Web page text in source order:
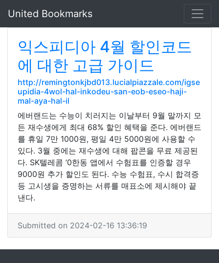
United Bookmarks
익스피디아 4월 할인코드
에 대한 고급 가이드
http://remingtonkjbd013.lucialpiazzale.com/igse
upidia-4wol-hal-inkodeu-san-eob-eseo-haji-
mal-aya-hal-il
에버랜드는 수능이 치러지는 이날부터 9월 말까지 모
든 재수생에게 최대 68% 할인 혜택을 준다. 에버랜드
를 휴일 7만 1000원, 평일 4만 5000원에 사용할 수
있다. 3월 중에는 재수생에 대해 팝콘을 무료 제공된
다. SK텔레콤 ‘0한동 앱에서 수험표를 인증할 경우
9000원 추가 할인도 된다. 수능 수험표, 수시 합격증
등 고시생을 증명하는 서류를 매표소에 제시해야 끝
낸다.
Submitted on 2024-02-16 13:36:19